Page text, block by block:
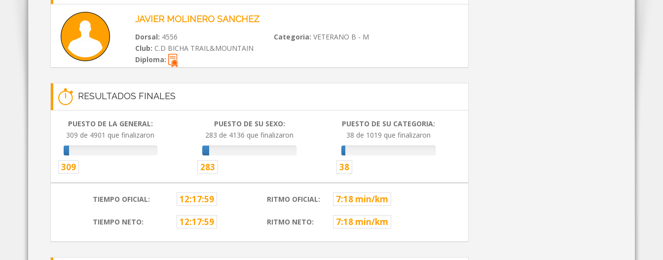
JAVIER MOLINERO SANCHEZ
Dorsal: 4556 Categoria: VETERANO B - M
Club: C.D BICHA TRAIL&MOUNTAIN
Diploma:
RESULTADOS FINALES
PUESTO DE LA GENERAL:
309 de 4901 que finalizaron
309
PUESTO DE SU SEXO:
283 de 4136 que finalizaron
283
PUESTO DE SU CATEGORIA:
38 de 1019 que finalizaron
38
TIEMPO OFICIAL: 12:17:59 RITMO OFICIAL: 7:18 min/km
TIEMPO NETO: 12:17:59 RITMO NETO: 7:18 min/km